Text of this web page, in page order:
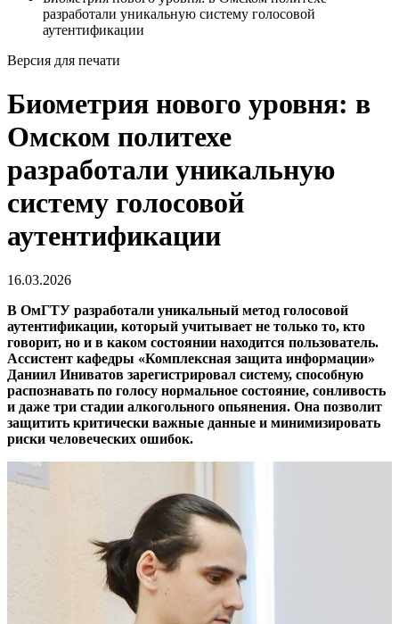
разработали уникальную систему голосовой
аутентификации
Версия для печати
Биометрия нового уровня: в
Омском политехе
разработали уникальную
систему голосовой
аутентификации
16.03.2026
В ОмГТУ разработали уникальный метод голосовой
аутентификации, который учитывает не только то, кто
говорит, но и в каком состоянии находится пользователь.
Ассистент кафедры «Комплексная защита информации»
Даниил Иниватов зарегистрировал систему, способную
распознавать по голосу нормальное состояние, сонливость
и даже три стадии алкогольного опьянения. Она позволит
защитить критически важные данные и минимизировать
риски человеческих ошибок.